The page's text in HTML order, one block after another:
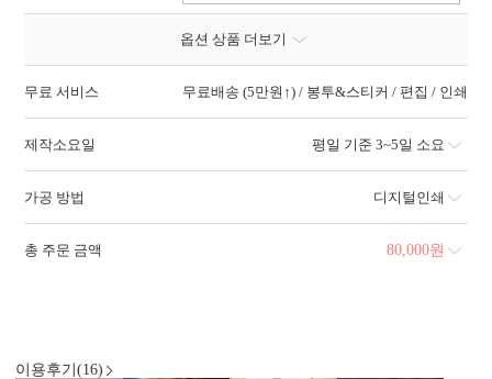
옵션 상품 더보기
무료 서비스 무료배송 (5만원↑) / 봉투&스티커 / 편집 / 인쇄
제작소요일 평일 기준 3~5일 소요
가공 방법 디지털인쇄
총 주문 금액 80,000원
이용후기(16)